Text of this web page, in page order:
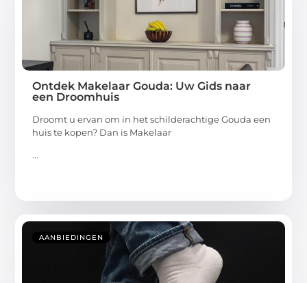
Ontdek Makelaar Gouda: Uw Gids naar
een Droomhuis
Droomt u ervan om in het schilderachtige Gouda een
huis te kopen? Dan is Makelaar
...
AANBIEDINGEN